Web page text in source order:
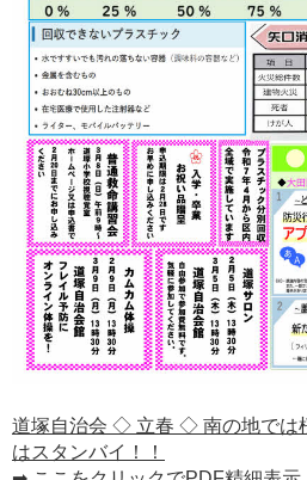
道塚自治会 ◇ 立春 ◇ 南の地では
はスタンバイ！！